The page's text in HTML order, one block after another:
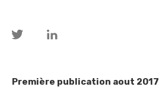
Première publication aout 2017